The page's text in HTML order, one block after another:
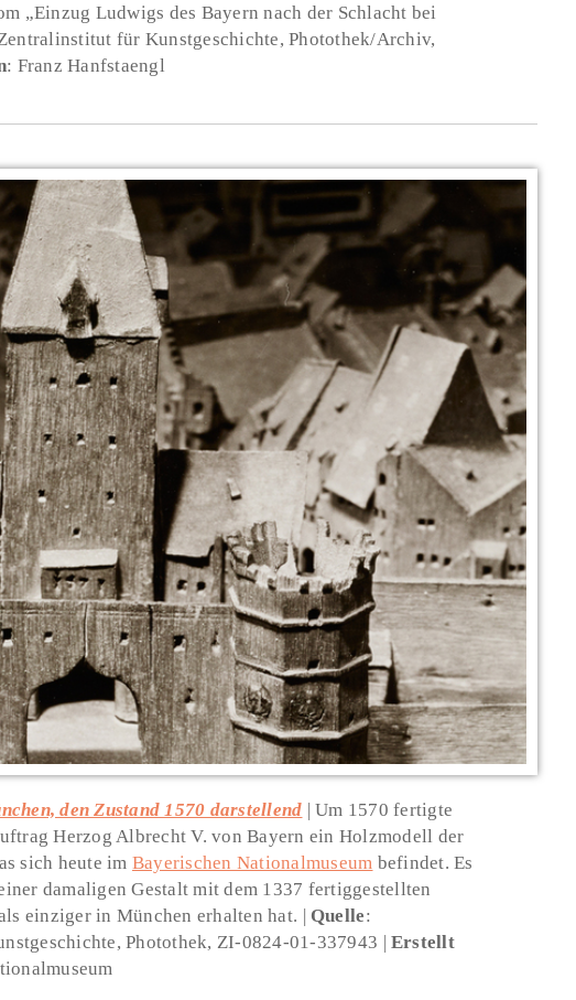
„Einzug Ludwigs des Bayern nach der Schlacht bei
für Kunstgeschichte, Photothek/Archiv,
: Franz Hanfstaengl
den Zustand 1570 darstellend
Um 1570 fertigte
Herzog Albrecht V. von Bayern ein Holzmodell der
sich heute im Bayerischen Nationalmuseum befindet. Es
damaligen Gestalt mit dem 1337 fertiggestellten
einziger in München erhalten hat.
Quelle:
Photothek, ZI-0824-01-337943
Erstellt